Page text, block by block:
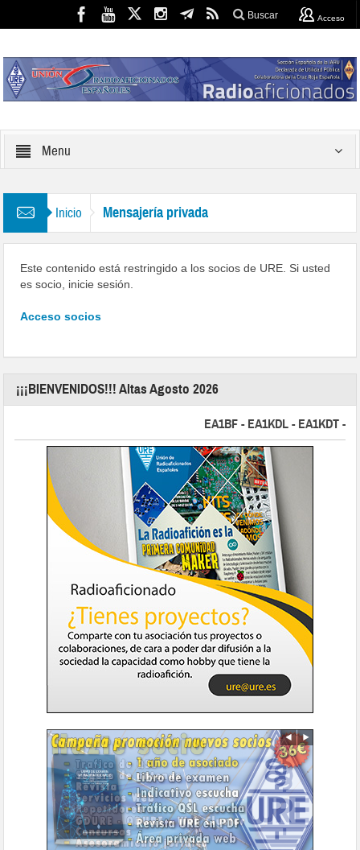
Buscar Acceso
Menu
Inicio Mensajería privada
Este contenido está restringido a los socios de URE. Si usted
es socio, inicie sesión.
Acceso socios
¡¡¡BIENVENIDOS!!! Altas Agosto 2026
EA1BF - EA1KDL - EA1KDT -